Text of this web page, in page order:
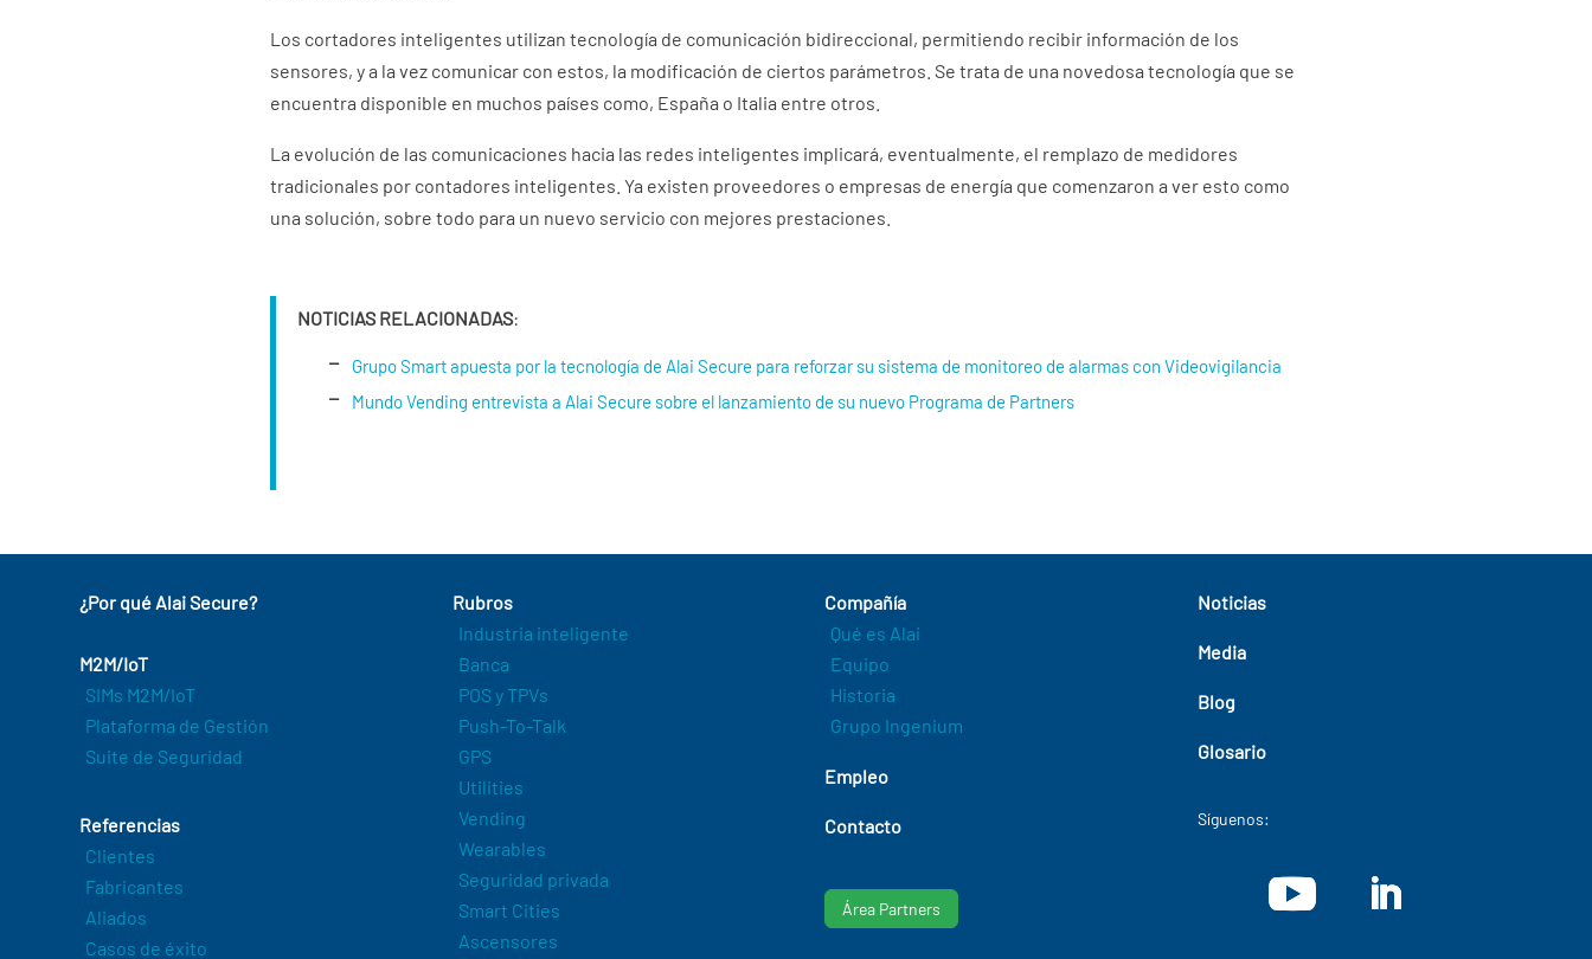
Los cortadores inteligentes utilizan tecnología de comunicación bidireccional, permitiendo recibir información de los
sensores, y a la vez comunicar con estos, la modificación de ciertos parámetros. Se trata de una novedosa tecnología que se
encuentra disponible en muchos países como, España o Italia entre otros.
La evolución de las comunicaciones hacia las redes inteligentes implicará, eventualmente, el remplazo de medidores
tradicionales por contadores inteligentes. Ya existen proveedores o empresas de energía que comenzaron a ver esto como
una solución, sobre todo para un nuevo servicio con mejores prestaciones.
NOTICIAS RELACIONADAS:
Grupo Smart apuesta por la tecnología de Alai Secure para reforzar su sistema de monitoreo de alarmas con Videovigilancia
Mundo Vending entrevista a Alai Secure sobre el lanzamiento de su nuevo Programa de Partners
¿Por qué Alai Secure?
M2M/IoT
SIMs M2M/IoT
Plataforma de Gestión
Suite de Seguridad
Referencias
Clientes
Fabricantes
Aliados
Casos de éxito
Rubros
Industria inteligente
Banca
POS y TPVs
Push-To-Talk
GPS
Utilities
Vending
Wearables
Seguridad privada
Smart Cities
Ascensores
Compañía
Qué es Alai
Equipo
Historia
Grupo Ingenium
Empleo
Contacto
Área Partners
Noticias
Media
Blog
Glosario
Síguenos: